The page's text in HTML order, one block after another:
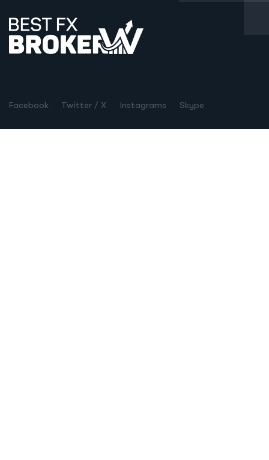
Facebook Twitter / X Instagrams Skype